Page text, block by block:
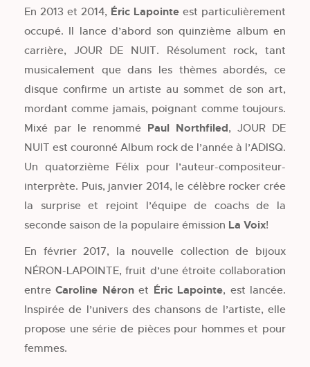
En 2013 et 2014, Éric Lapointe est particulièrement
occupé. Il lance d’abord son quinzième album en
carrière, JOUR DE NUIT. Résolument rock, tant
musicalement que dans les thèmes abordés, ce
disque confirme un artiste au sommet de son art,
mordant comme jamais, poignant comme toujours.
Mixé par le renommé Paul Northfiled, JOUR DE
NUIT est couronné Album rock de l’année à l’ADISQ.
Un quatorzième Félix pour l’auteur-compositeur-
interprète. Puis, janvier 2014, le célèbre rocker crée
la surprise et rejoint l’équipe de coachs de la
seconde saison de la populaire émission La Voix!
En février 2017, la nouvelle collection de bijoux
NÉRON-LAPOINTE, fruit d’une étroite collaboration
entreCaroline Néronet Éric Lapointe, est lancée.
Inspirée de l’univers des chansons de l’artiste, elle
propose une série de pièces pour hommes et pour
femmes.